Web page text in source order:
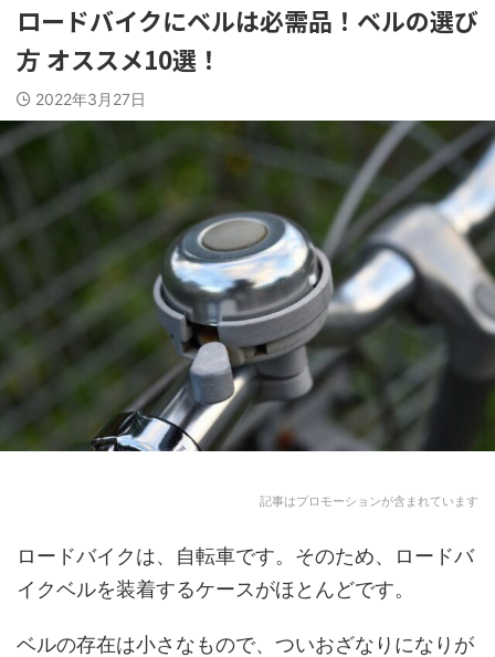
ロードバイクにベルは必需品！ベルの選び
方 オススメ10選！
2022年3月27日
記事はプロモーションが含まれています
ロードバイクは、自転車です。そのため、ロードバ
イクベルを装着するケースがほとんどです。
ベルの存在は小さなもので、ついおざなりになりが